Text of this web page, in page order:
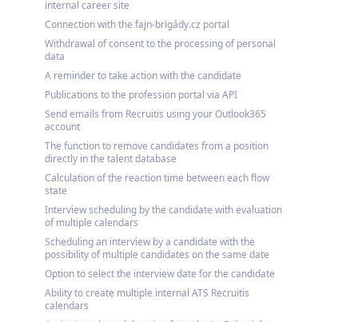
internal career site
Connection with the fajn-brigády.cz portal
Withdrawal of consent to the processing of personal
data
A reminder to take action with the candidate
Publications to the profession portal via API
Send emails from Recruitis using your Outlook365
account
The function to remove candidates from a position
directly in the talent database
Calculation of the reaction time between each flow
state
Interview scheduling by the candidate with evaluation
of multiple calendars
Scheduling an interview by a candidate with the
possibility of multiple candidates on the same date
Option to select the interview date for the candidate
Ability to create multiple internal ATS Recruitis
calendars